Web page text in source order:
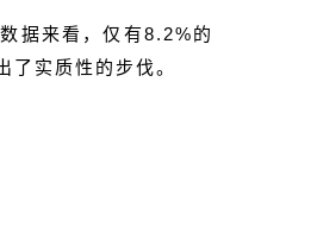
据来看，仅有8.2%的
实质性的步伐。